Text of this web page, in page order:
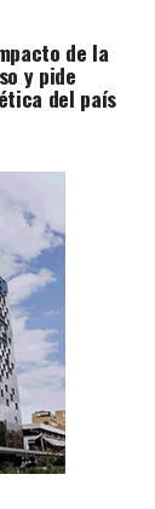
de la
y pide
del país